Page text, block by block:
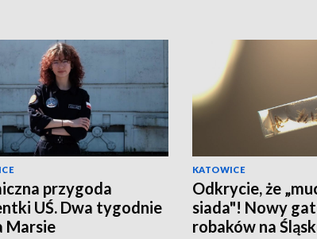
przygoda
UŚ. Dwa tygodnie
Marsie
KATOWICE
Odkrycie, że
siada"! Nowy
robaków na